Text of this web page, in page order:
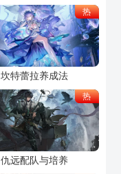
热
坎特蕾拉养成法
热
仇远配队与培养